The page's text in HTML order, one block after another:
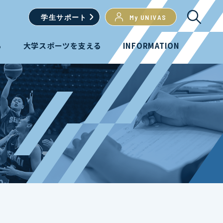
学生サポート My UNIVAS
大学スポーツを支える INFORMATION